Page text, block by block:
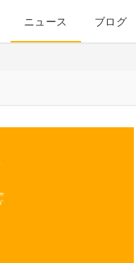
ニュース ブログ